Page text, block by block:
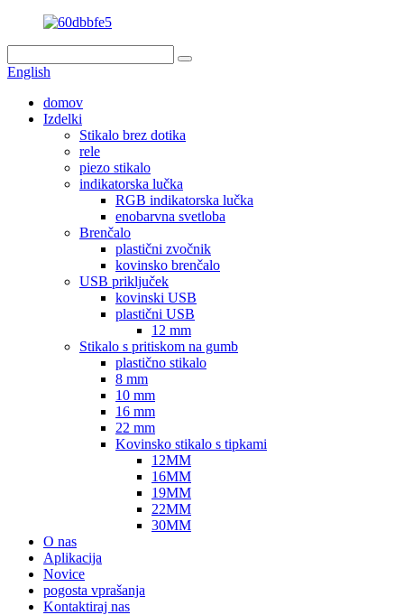
English
domov
Izdelki
Stikalo brez dotika
rele
piezo stikalo
indikatorska lučka
RGB indikatorska lučka
enobarvna svetloba
Brenčalo
plastični zvočnik
kovinsko brenčalo
USB priključek
kovinski USB
plastični USB
12 mm
Stikalo s pritiskom na gumb
plastično stikalo
8 mm
10 mm
16 mm
22 mm
Kovinsko stikalo s tipkami
12MM
16MM
19MM
22MM
30MM
O nas
Aplikacija
Novice
pogosta vprašanja
Kontaktiraj nas